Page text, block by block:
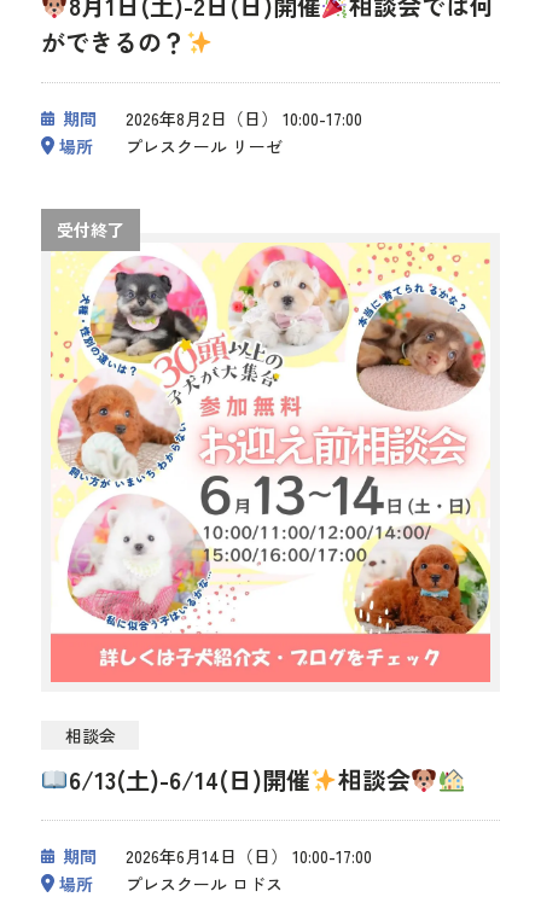
ができるの？
期間
2026年8月2日（日） 10:00-17:00
場所
プレスクール リーゼ
受付終了
相談会
6/13(土)-6/14(日)開催 相談会
期間
2026年6月14日（日） 10:00-17:00
場所
プレスクール ロドス